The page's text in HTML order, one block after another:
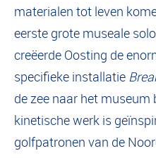
materialen tot leven
eerste grote museale
creëerde Oosting de
specifieke installatie
de zee naar het museum
kinetische werk is
golfpatronen van de